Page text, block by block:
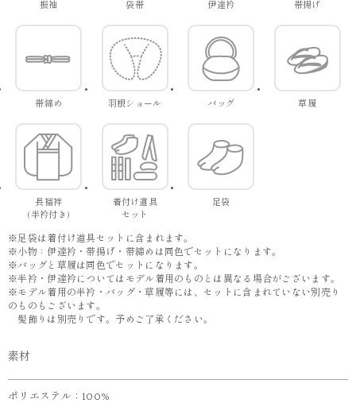
振袖 袋帯 伊達衿 帯揚げ
帯締め 羽根ショール バッグ 草履
長襦袢
(半衿付き)
着付け道具
セット
足袋
※足袋は着付け道具セットに含まれます。
※小物：伊達衿・帯揚げ・帯締めは同色でセットになります。
※バッグと草履は同色でセットになります。
※半衿・伊達衿についてはモデル着用のものとは異なる場合がございます。
※モデル着用の半衿・バッグ・草履等には、セットに含まれていない別売り
のものもございます。
髪飾りは別売りです。予めご了承ください。
素材
ポリエステル：100%